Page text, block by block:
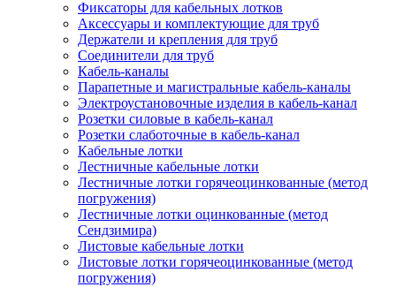
Фиксаторы для кабельных лотков
Аксессуары и комплектующие для труб
Держатели и крепления для труб
Соединители для труб
Кабель-каналы
Парапетные и магистральные кабель-каналы
Электроустановочные изделия в кабель-канал
Розетки силовые в кабель-канал
Розетки слаботочные в кабель-канал
Кабельные лотки
Лестничные кабельные лотки
Лестничные лотки горячеоцинкованные (метод
погружения)
Лестничные лотки оцинкованные (метод
Сендзимира)
Листовые кабельные лотки
Листовые лотки горячеоцинкованные (метод
погружения)